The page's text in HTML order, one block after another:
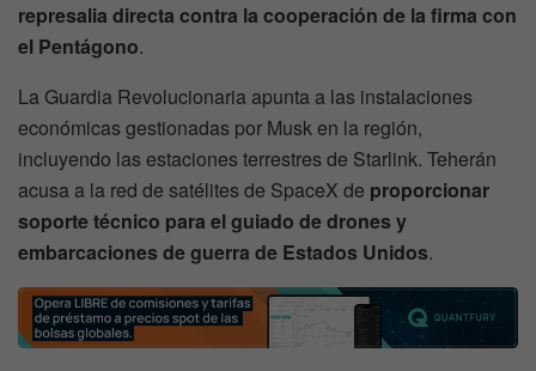
represalia directa contra la cooperación de la firma con
el Pentágono.
La Guardia Revolucionaria apunta a las instalaciones
económicas gestionadas por Musk en la región,
incluyendo las estaciones terrestres de Starlink. Teherán
acusa a la red de satélites de SpaceX de proporcionar
soporte técnico para el guiado de drones y
embarcaciones de guerra de Estados Unidos.